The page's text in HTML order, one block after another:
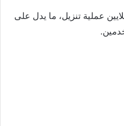
عملية تنزيل، ما يدل على